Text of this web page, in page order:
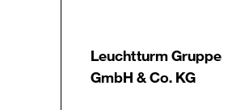
Leuchtturm Gruppe
GmbH & Co. KG